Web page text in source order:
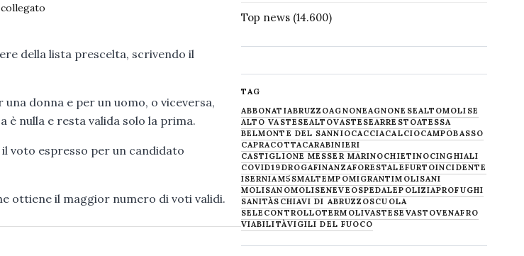
della lista prescelta, scrivendo il
donna e per un uomo, o viceversa,
è nulla e resta valida solo la prima.
voto espresso per un candidato
ottiene il maggior numero di voti validi.
Top news(14.600)
TAG
ABBONATIABRUZZOAGNONEAGNONESEALTOMOLISE
ALTO VASTESEALTOVASTESEARRESTOATESSA
BELMONTE DEL SANNIOCACCIACALCIOCAMPOBASSO
CAPRACOTTACARABINIERI
CASTIGLIONE MESSER MARINOCHIETINOCINGHIALI
COVID19DROGAFINANZAFORESTALEFURTOINCIDENTE
ISERNIAM5SMALTEMPOMIGRANTIMOLISANI
MOLISANOMOLISENEVE OSPEDALEPOLIZIAPROFUGHI
SANITÀSCHIAVI DI ABRUZZOSCUOLA
SELECONTROLLOTERMOLIVASTESE VASTOVENAFRO
VIABILITÀVIGILI DEL FUOCO